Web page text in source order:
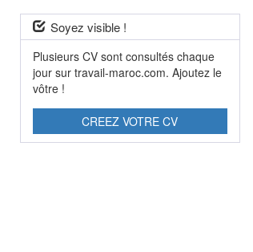
Soyez visible !
Plusieurs CV sont consultés chaque
jour sur travail-maroc.com. Ajoutez le
vôtre !
CREEZ VOTRE CV